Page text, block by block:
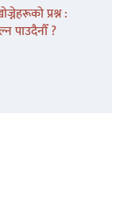
प्रश्न :
पाउदैनौँ ?